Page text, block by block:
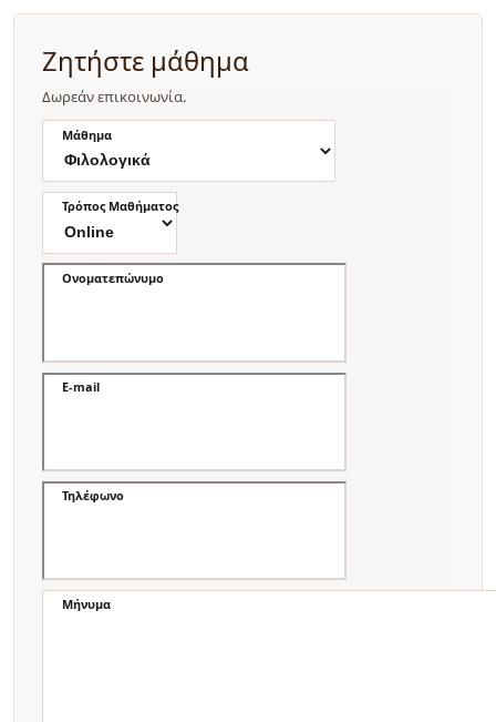
Ζητήστε μάθημα
Δωρεάν επικοινωνία.
Μάθημα
Τρόπος Μαθήματος
Ονοματεπώνυμο
E-mail
Τηλέφωνο
Μήνυμα